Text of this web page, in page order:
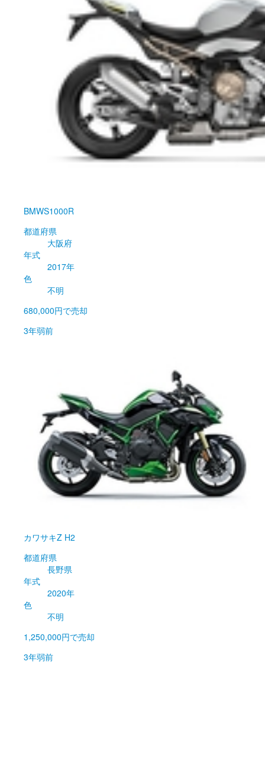
BMWS1000R
都道府県
大阪府
年式
2017年
色
不明
680,000円で売却
3年弱前
カワサキZ H2
都道府県
長野県
年式
2020年
色
不明
1,250,000円で売却
3年弱前